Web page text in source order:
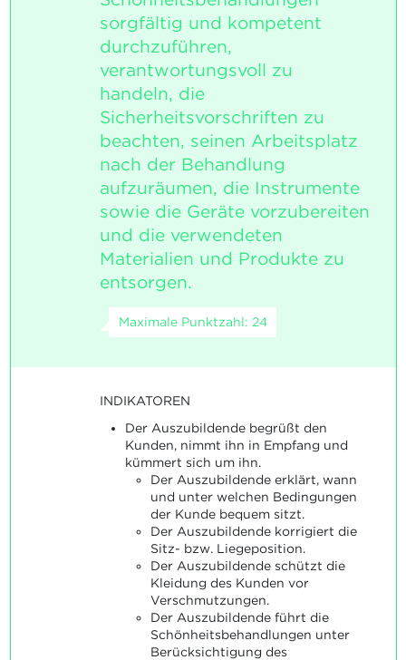
sorgfältig und kompetent
durchzuführen,
verantwortungsvoll zu
handeln, die
Sicherheitsvorschriften zu
beachten, seinen Arbeitsplatz
nach der Behandlung
aufzuräumen, die Instrumente
sowie die Geräte vorzubereiten
und die verwendeten
Materialien und Produkte zu
entsorgen.
Maximale Punktzahl: 24
INDIKATOREN
Der Auszubildende begrüßt den
Kunden, nimmt ihn in Empfang und
kümmert sich um ihn.
Der Auszubildende erklärt, wann
und unter welchen Bedingungen
der Kunde bequem sitzt.
Der Auszubildende korrigiert die
Sitz- bzw. Liegeposition.
Der Auszubildende schützt die
Kleidung des Kunden vor
Verschmutzungen.
Der Auszubildende führt die
Schönheitsbehandlungen unter
Berücksichtigung des